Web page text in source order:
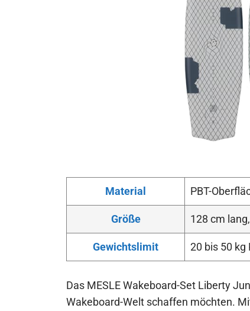
Material PBT-
Größe 128 cm
Gewichtslimit 20 bis 50
Das MESLE Wakeboard-Set Liberty
Wakeboard-Welt schaffen möchten.